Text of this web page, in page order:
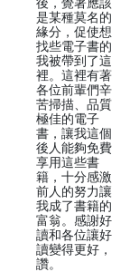
是某種莫名的
緣分，促使想
找些電子書的
我被帶到了這
裡。這裡有著
各位前輩們辛
苦掃描、品質
極佳的電子
書，讓我這個
後人能夠免費
享用這些書
籍，十分感激
前人的努力讓
我成了書籍的
富翁。感謝好
讀和各位讓好
讀變得更好，
讚。